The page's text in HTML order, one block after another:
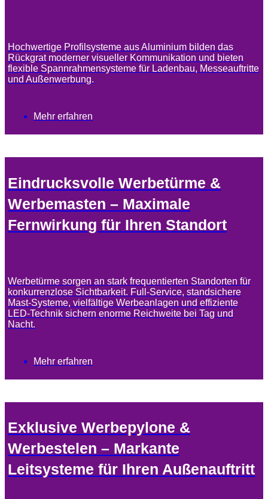
Hochwertige Profilsysteme aus Aluminium bilden das
Rückgrat moderner visueller Kommunikation und bieten
flexible Spannrahmensysteme für Ladenbau, Messeauftritte
und Außenwerbung.
Mehr erfahren
Eindrucksvolle Werbetürme &
Werbemasten – Maximale
Fernwirkung für Ihren Standort
Werbetürme sorgen an stark frequentierten Standorten für
konkurrenzlose Sichtbarkeit. Full-Service, standsichere
Mast-Systeme, vielfältige Werbeanlagen und effiziente
LED-Technik sichern enorme Reichweite bei Tag und
Nacht.
Mehr erfahren
Exklusive Werbepylone &
Werbestelen – Markante
Leitsysteme für Ihren Außenauftritt